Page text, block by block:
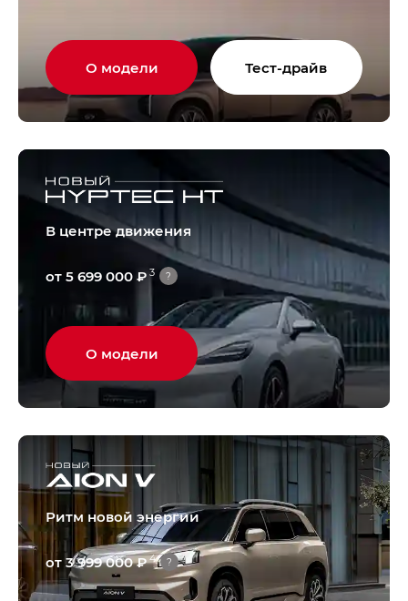
О модели Тест-драйв
от 5 699 000 ₽3 ?
В центре движения
О модели
от 3 999 000 ₽4 ?
Ритм новой энергии